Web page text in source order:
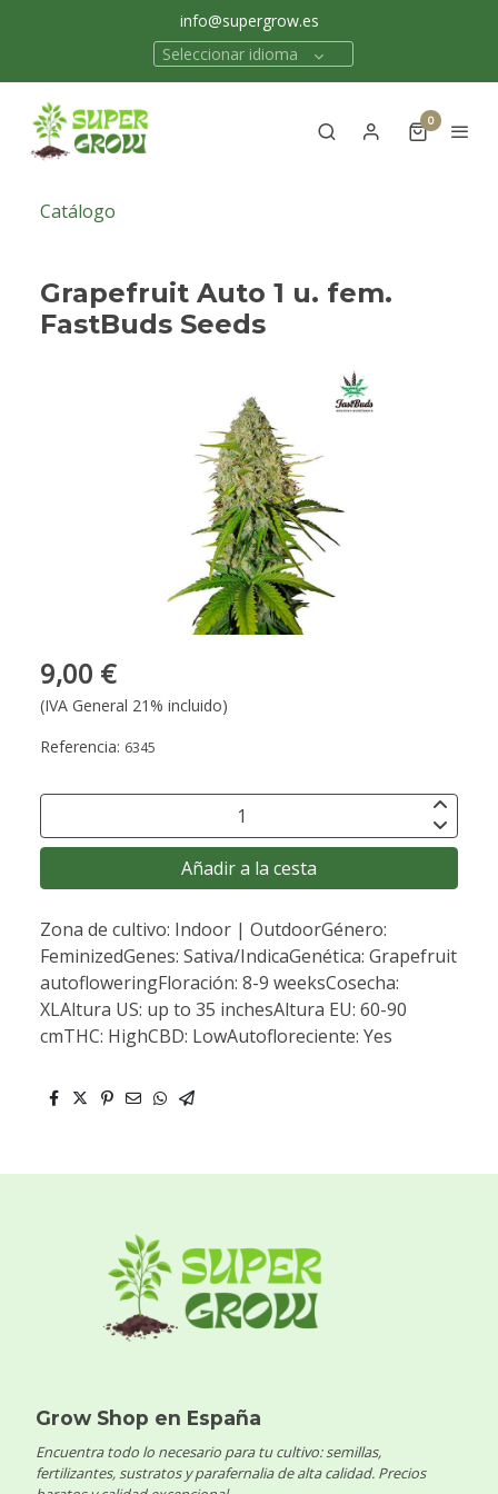
info@supergrow.es
Seleccionar idioma
0
Catálogo
Grapefruit Auto 1 u. fem.
FastBuds Seeds
9,00 €
(IVA General 21% incluido)
Referencia: 6345
Añadir a la cesta
Zona de cultivo: Indoor | OutdoorGénero:
FeminizedGenes: Sativa/IndicaGenética: Grapefruit
autofloweringFloración: 8-9 weeksCosecha:
XLAltura US: up to 35 inchesAltura EU: 60-90
cmTHC: HighCBD: LowAutofloreciente: Yes
Grow Shop en España
Encuentra todo lo necesario para tu cultivo: semillas,
fertilizantes, sustratos y parafernalia de alta calidad. Precios